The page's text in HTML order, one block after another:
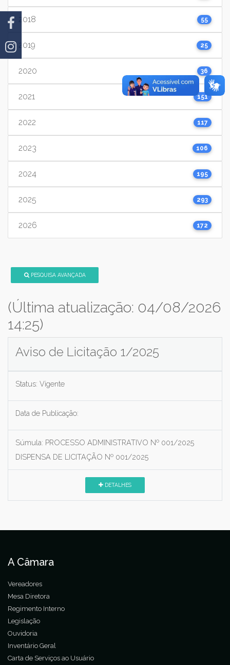
2018 55
2019 25
2020 36
2021 151
2022 117
2023 106
2024 195
2025 293
2026 172
PESQUISA AVANÇADA
(Última atualização: 04/08/2026
14:25)
Aviso de Licitação 1/2025
Status: Vigente
Data de Publicação:
Súmula: PROCESSO ADMINISTRATIVO Nº 001/2025
DISPENSA DE LICITAÇÃO Nº 001/2025
DETALHES
A Câmara
Vereadores
Mesa Diretora
Regimento Interno
Legislação
Ouvidoria
Inventário Geral
Carta de Serviços ao Usuário